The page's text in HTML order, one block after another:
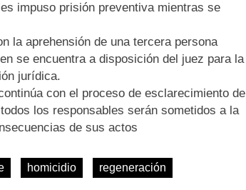
impuso prisión preventiva mientras se
la aprehensión de una tercera persona
se encuentra a disposición del juez para la
jurídica.
con el proceso de esclarecimiento de
los responsables serán sometidos a la
de sus actos
homicidio regeneración